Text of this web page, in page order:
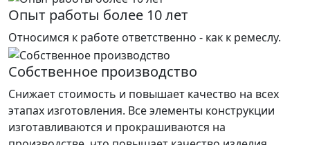
Опыт работы более 10 лет
Относимся к работе ответственно - как к ремеслу.
Собственное производство
Снижает стоимость и повышает качество на всех
этапах изготовления. Все элементы конструкции
изготавливаются и прокрашиваются на